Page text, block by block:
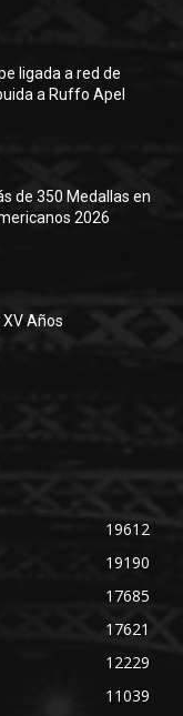
ligada a red de
a Ruffo Apel
de 350 Medallas en
2026
XV Años
19612
19190
17685
17621
12229
11039